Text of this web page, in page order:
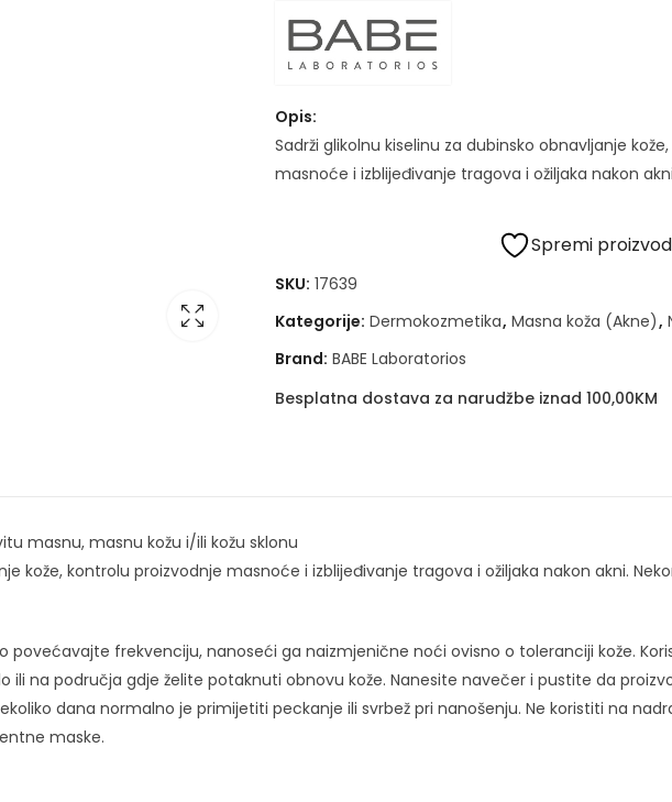
Opis:
Sadrži glikolnu kiselinu za dubinsko obnavljanje
masnoće i izblijeđivanje tragova i ožiljaka nakon
Spremi proizvod
SKU: 17639
Kategorije: Dermokozmetika, Masna koža (Akne),
Brand: BABE Laboratorios
Besplatna dostava za narudžbe iznad 100,00KM
masnu, masnu kožu i/ili kožu sklonu
kože, kontrolu proizvodnje masnoće i izblijeđivanje tragova i ožiljaka nakon akni.
frekvenciju, nanoseći ga naizmjenične noći ovisno o toleranciji kože.
ili na područja gdje želite potaknuti obnovu kože. Nanesite navečer i pustite da
dana normalno je primijetiti peckanje ili svrbež pri nanošenju. Ne koristiti na
maske.